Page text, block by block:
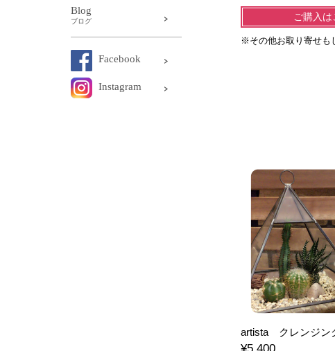
Blog
ブログ
Facebook
Instagram
ご購入は
※その他お取り寄せも
artista クレンジン